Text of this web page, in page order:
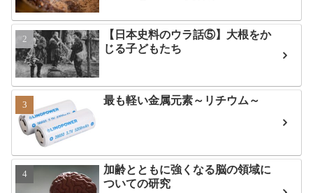
【日本史料のウラ話⑤】大根をか
じる子どもたち
最も軽い金属元素～リチウム～
加齢とともに強くなる脳の領域に
ついての研究